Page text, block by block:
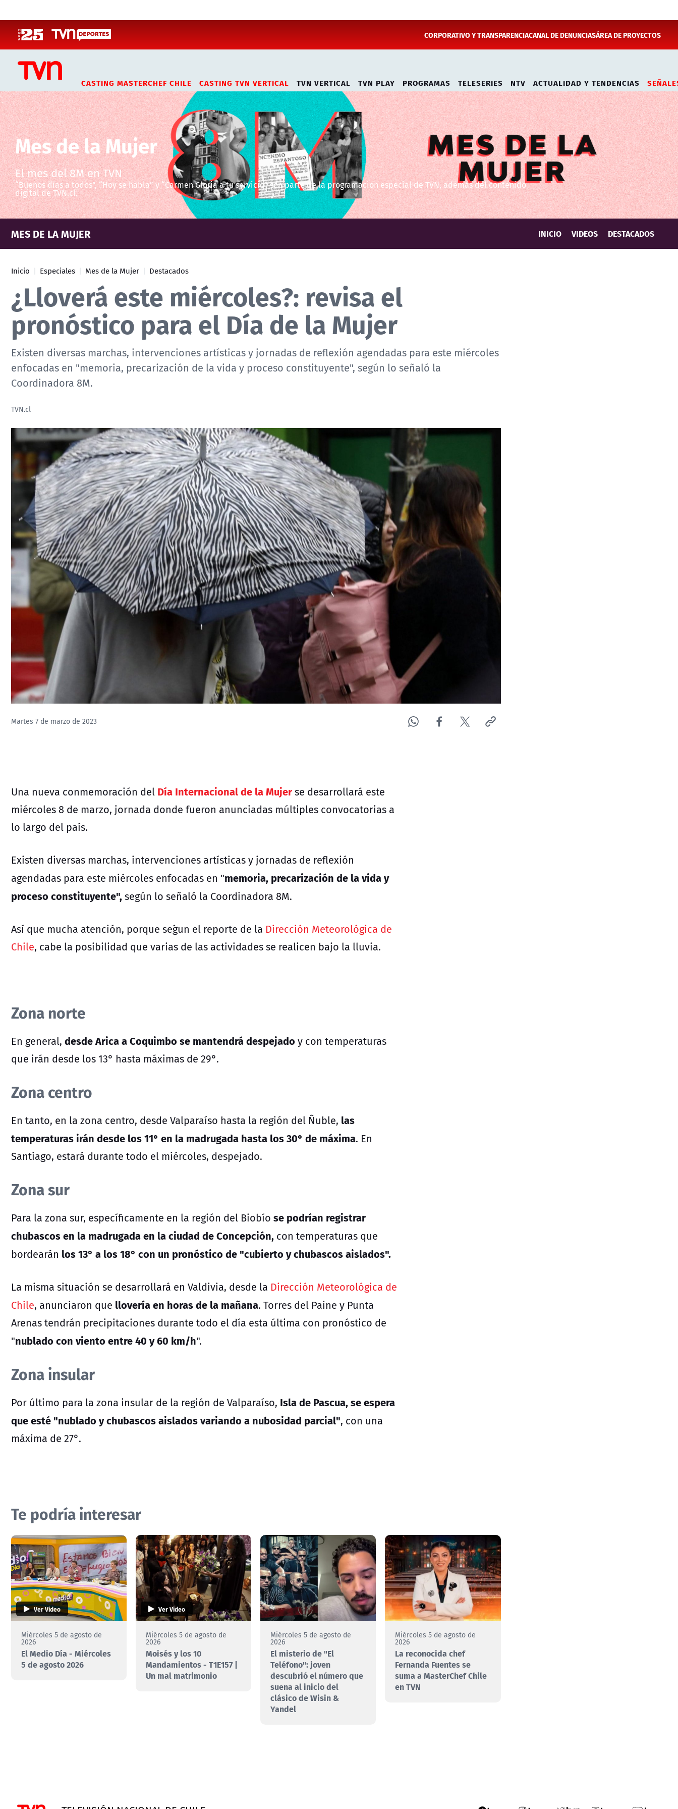
CORPORATIVO Y TRANSPARENCIACANAL DE DENUNCIASÁREA DE PROYECTOS
CASTING MASTERCHEF CHILE CASTING TVN VERTICAL TVN VERTICAL TVN PLAY PROGRAMAS TELESERIES NTV ACTUALIDAD Y TENDENCIAS
Mes de la Mujer
El mes del 8M en TVN
“Buenos días a todos”, “Hoy se habla” y “Carmen Gloria a tu servicio” son parte de la programación especial de TVN, además del contenido
digital de TVN.cl.
MES DE LA MUJER INICIO VIDEOS DESTACADOS
Inicio Especiales Mes de la Mujer Destacados
¿Lloverá este miércoles?: revisa el
pronóstico para el Día de la Mujer
Existen diversas marchas, intervenciones artísticas y jornadas de reflexión agendadas para este miércoles
enfocadas en "memoria, precarización de la vida y proceso constituyente", según lo señaló la
Coordinadora 8M.
TVN.cl
Martes 7 de marzo de 2023
Una nueva conmemoración del Día Internacional de la Mujerse desarrollará este
miércoles 8 de marzo, jornada donde fueron anunciadas múltiples convocatorias a
lo largo del país.
Existen diversas marchas, intervenciones artísticas y jornadas de reflexión
agendadas para este miércoles enfocadas en "memoria, precarización de la vida y
proceso constituyente",según lo señaló la Coordinadora 8M.
Así que mucha atención, porque se´gun el reporte de la Dirección Meteorológica de
Chile, cabe la posibilidad que varias de las actividades se realicen bajo la lluvia.
Zona norte
En general, desde Arica a Coquimbo se mantendrá despejado y con temperaturas
que irán desde los 13° hasta máximas de 29°.
Zona centro
En tanto, en la zona centro, desde Valparaíso hasta la región del Ñuble, las
temperaturas irán desde los 11° en la madrugada hasta los 30° de máxima. En
Santiago, estará durante todo el miércoles, despejado.
Zona sur
Para la zona sur, específicamente en la región del Biobío se podrían registrar
chubascos en la madrugada en la ciudad de Concepción, con temperaturas que
bordearán los 13° a los 18° con un pronóstico de "cubierto y chubascos aislados".
La misma situación se desarrollará en Valdivia, desde la Dirección Meteorológica de
Chile, anunciaron que llovería en horas de la mañana. Torres del Paine y Punta
Arenas tendrán precipitaciones durante todo el día esta última con pronóstico de
"nublado con viento entre 40 y 60 km/h".
Zona insular
Por último para la zona insular de la región de Valparaíso, Isla de Pascua, se espera
que esté "nublado y chubascos aislados variando a nubosidad parcial", con una
máxima de 27°.
Te podría interesar
Ver Video
Miércoles 5 de agosto de
2026
El Medio Día - Miércoles
5 de agosto 2026
Ver Video
Miércoles 5 de agosto de
2026
Moisés y los 10
Mandamientos - T1E157 |
Un mal matrimonio
Miércoles 5 de agosto de
2026
El misterio de "El
Teléfono": joven
descubrió el número que
suena al inicio del
clásico de Wisin &
Yandel
Miércoles 5 de agosto de
2026
La reconocida chef
Fernanda Fuentes se
suma a MasterChef Chile
en TVN